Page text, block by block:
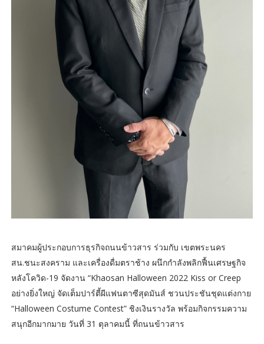
สมาคมผู้ประกอบการธุรกิจถนนข้าวสาร ร่วมกับ เขตพระนคร
สน.ชนะสงคราม และเครื่องดื่มตราช้าง ผนึกกำลังพลิกฟื้นเศรษฐกิจ
หลังโควิด-19 จัดงาน “Khaosan Halloween 2022 Kiss or Creep
อย่างยิ่งใหญ่ จัดเต็มปาร์ตี้ผีแฟนตาซีสุดมันส์ ชวนประชันชุดแต่งกาย
“Halloween Costume Contest” ชิงเงินรางวัล พร้อมกิจกรรมความ
สนุกอีกมากมาย วันที่ 31 ตุลาคมนี้ ที่ถนนข้าวสาร